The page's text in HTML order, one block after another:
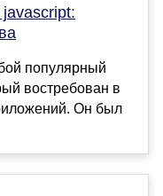
популярный
востребован в
Он был